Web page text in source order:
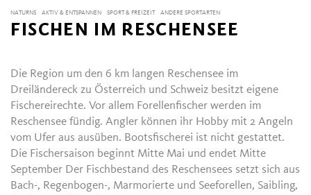
NATURNS AKTIV & ENTSPANNEN SPORT & FREIZEIT ANDERE SPORTARTEN
FISCHEN IM RESCHENSEE
Die Region um den 6 km langen Reschensee im
Dreiländereck zu Österreich und Schweiz besitzt eigene
Fischereirechte. Vor allem Forellenfischer werden im
Reschensee fündig. Angler können ihr Hobby mit 2 Angeln
vom Ufer aus ausüben. Bootsfischerei ist nicht gestattet.
Die Fischersaison beginnt Mitte Mai und endet Mitte
September Der Fischbestand des Reschensees setzt sich aus
Bach-, Regenbogen-, Marmorierte und Seeforellen, Saibling,